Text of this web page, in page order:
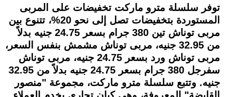
توفر سلسلة مترو ماركت تخفيضات على المربى
المستوردة بتخفيضات تصل إلى نحو 20%، تتنوع بين
مربى توناش تين 380 جرام بسعر 24.75 جنيه بدلاً
من 32.95 جنيه، مربى توناش مشمش بنفس السعر،
مربى توناش ورد بسعر 24.75 جنيه، مربى توناش
سفرجل 380 جرام بسعر 24.75 جنيه بدلاً من 32.95
جنيه. وتتبع سلسلة مترو ماركت، مجموعة "منصور